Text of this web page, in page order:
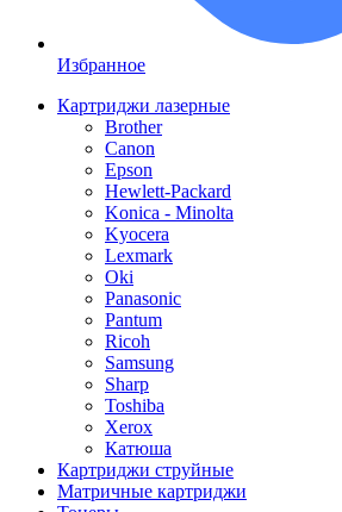
Избранное
Картриджи лазерные
Brother
Canon
Epson
Hewlett-Packard
Konica - Minolta
Kyocera
Lexmark
Oki
Panasonic
Pantum
Ricoh
Samsung
Sharp
Toshiba
Xerox
Катюша
Картриджи струйные
Матричные картриджи